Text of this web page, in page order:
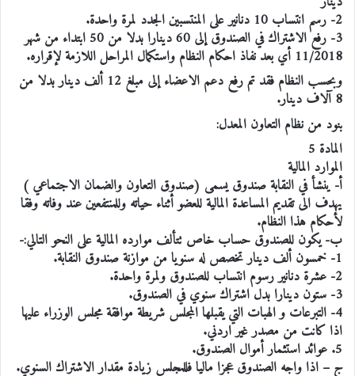
2- رسم انتساب 10 دنانير على المنتسبين الجدد لمرة واحدة.
3- رفع الاشتراك في الصندوق إلى 60 دينارا بدلا من 50 ابتداء من شهر
11/2018 أي بعد نفاذ احكام النظام واستكمال المراحل اللازمة لإقراره.
وبحسب النظام فقد تم رفع دعم الاعضاء إلى مبلغ 12 ألف دينار بدلا من
8 آلاف دينار.
بنود من نظام التعاون المعدل:
المادة 5
الموارد المالية
أ- ينشأ في النقابة صندوق يسمى (صندوق التعاون والضمان الاجتماعي )
يهدف الى تقديم المساعدة المالية للعضو أثناء حياته وللمنتفعين عند وفاته وفقا
لأحكام هذا النظام.
ب- يكون للصندوق حساب خاص تتألف موارده المالية على النحو التالي:-
1- خمسون ألف دينار تخصص له سنويا من موازنة صندوق النقابة.
2- عشرة دنانير رسوم انتساب للصندوق ولمرة واحدة.
3- ستون دينارا بدل اشتراك سنوي في الصندوق.
4- التبرعات و الهبات التي يقبلها المجلس شريطة موافقة مجلس الوزراء عليها
اذا كانت من مصدر غير اردني.
5. عوائد استثمار أموال الصندوق.
ج – اذا واجه الصندوق عجزا ماليا فللمجلس زيادة مقدار الاشتراك السنوي.